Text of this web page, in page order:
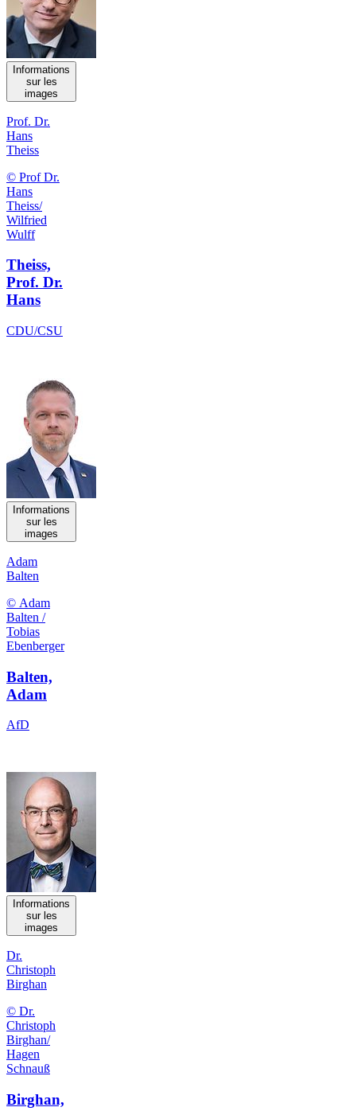
Informations
sur les
images
Prof. Dr.
Hans
Theiss
© Prof Dr.
Hans
Theiss/
Wilfried
Wulff
Theiss,
Prof. Dr.
Hans
CDU/CSU
Informations
sur les
images
Adam
Balten
© Adam
Balten /
Tobias
Ebenberger
Balten,
Adam
AfD
Informations
sur les
images
Dr.
Christoph
Birghan
© Dr.
Christoph
Birghan/
Hagen
Schnauß
Birghan,